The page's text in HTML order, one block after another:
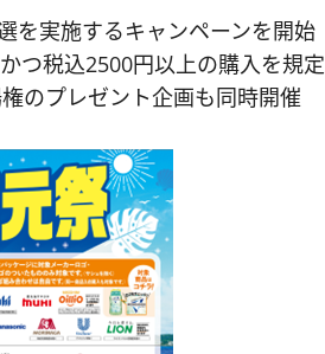
を実施するキャンペーンを開始
つ税込2500円以上の購入を規定
のプレゼント企画も同時開催